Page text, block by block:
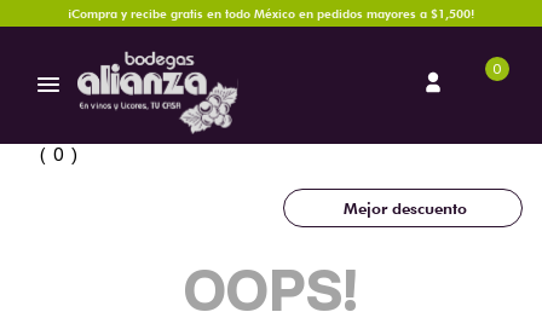
¡Compra y recibe gratis en todo México en pedidos mayores a $1,500!
0
0
Mejor descuento
OOPS!